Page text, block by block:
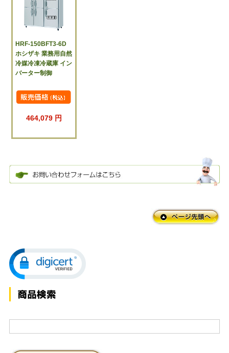
HRF-150BFT3-6D
ホシザキ 業務用自然
冷媒冷凍冷蔵庫 イン
バーター制御
464,079 円